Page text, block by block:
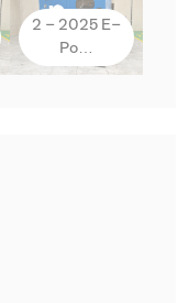
2 - 2025 E-
Po…